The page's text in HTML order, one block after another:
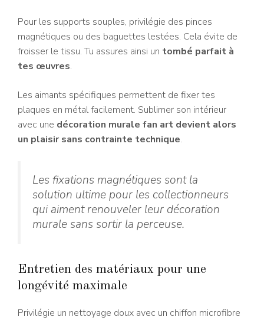
Pour les supports souples, privilégie des pinces
magnétiques ou des baguettes lestées. Cela évite de
froisser le tissu. Tu assures ainsi un tombé parfait à
tes œuvres.
Les aimants spécifiques permettent de fixer tes
plaques en métal facilement. Sublimer son intérieur
avec une décoration murale fan art devient alors
un plaisir sans contrainte technique.
Les fixations magnétiques sont la
solution ultime pour les collectionneurs
qui aiment renouveler leur décoration
murale sans sortir la perceuse.
Entretien des matériaux pour une
longévité maximale
Privilégie un nettoyage doux avec un chiffon microfibre